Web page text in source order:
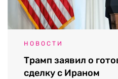
НОВОСТИ
Трамп заявил о
сделку с Ираном